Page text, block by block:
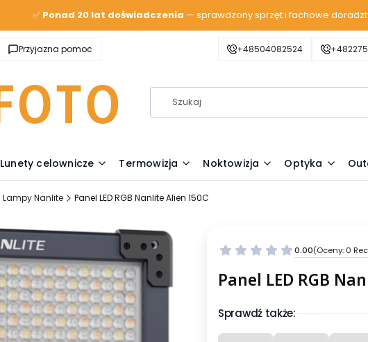
✅ Ponad 20 lat doświadczenia — sprawdzony sprzęt i fachowe
Przyjazna pomoc +48504082524
Lunety celownicze Termowizja Noktowizja Optyka
Lampy Nanlite Panel LED RGB Nanlite Alien 150C
0.00(Oceny: 0
Panel LED RGB
Sprawdź także: